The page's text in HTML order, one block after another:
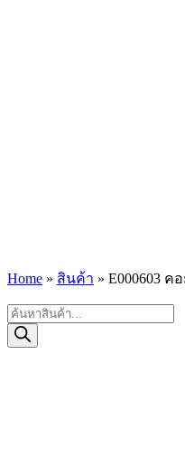
Home » สินค้า » E000603 ค
Products
search